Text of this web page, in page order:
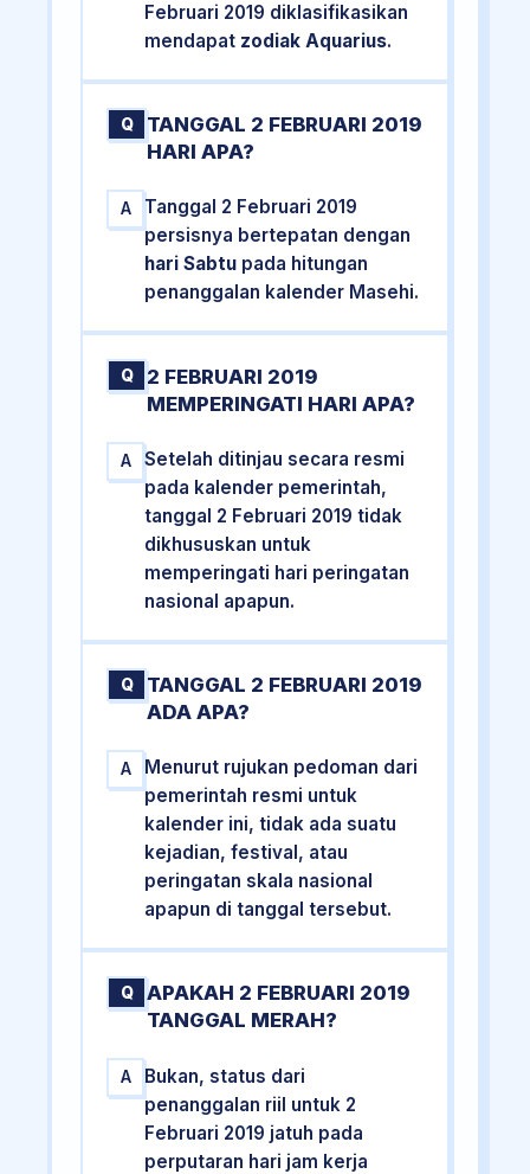
Februari 2019 diklasifikasikan
mendapat zodiak Aquarius.
Q
TANGGAL 2 FEBRUARI 2019
HARI APA?
A
Tanggal 2 Februari 2019
persisnya bertepatan dengan
hari Sabtu pada hitungan
penanggalan kalender Masehi.
Q
2 FEBRUARI 2019
MEMPERINGATI HARI APA?
A
Setelah ditinjau secara resmi
pada kalender pemerintah,
tanggal 2 Februari 2019 tidak
dikhususkan untuk
memperingati hari peringatan
nasional apapun.
Q
TANGGAL 2 FEBRUARI 2019
ADA APA?
A
Menurut rujukan pedoman dari
pemerintah resmi untuk
kalender ini, tidak ada suatu
kejadian, festival, atau
peringatan skala nasional
apapun di tanggal tersebut.
Q
APAKAH 2 FEBRUARI 2019
TANGGAL MERAH?
A
Bukan, status dari
penanggalan riil untuk 2
Februari 2019 jatuh pada
perputaran hari jam kerja